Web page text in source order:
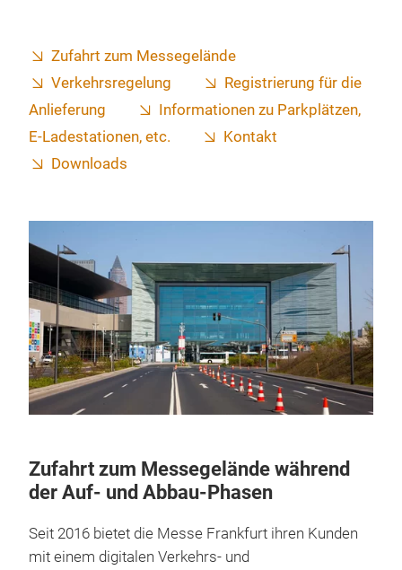
Zufahrt zum Messegelände
Verkehrsregelung
Registrierung für die
Anlieferung
Informationen zu Parkplätzen,
E-Ladestationen, etc.
Kontakt
Downloads
Zufahrt zum Messegelände während
der Auf- und Abbau-Phasen
Seit 2016 bietet die Messe Frankfurt ihren Kunden
mit einem digitalen Verkehrs- und